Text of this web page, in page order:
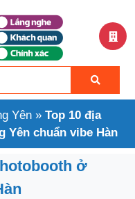
Yên » Top 10 địa
Yên chuẩn vibe Hàn
ở